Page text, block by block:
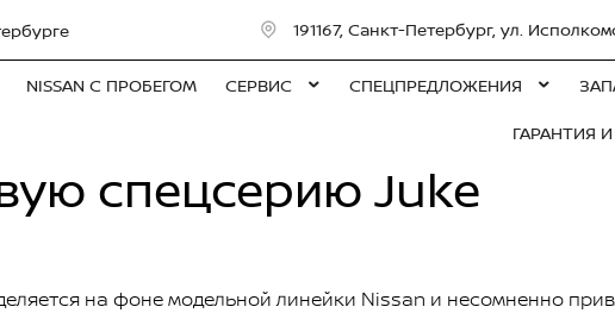
191167, Санкт-Петербург, ул.
NISSAN С ПРОБЕГОМ СЕРВИС СПЕЦПРЕДЛОЖЕНИЯ
ГАРАНТИЯ
спецсерию Juke
на фоне модельной линейки Nissan и несомненно